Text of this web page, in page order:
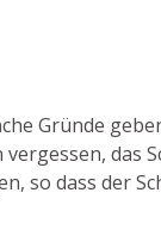
Gründe
das
so dass der